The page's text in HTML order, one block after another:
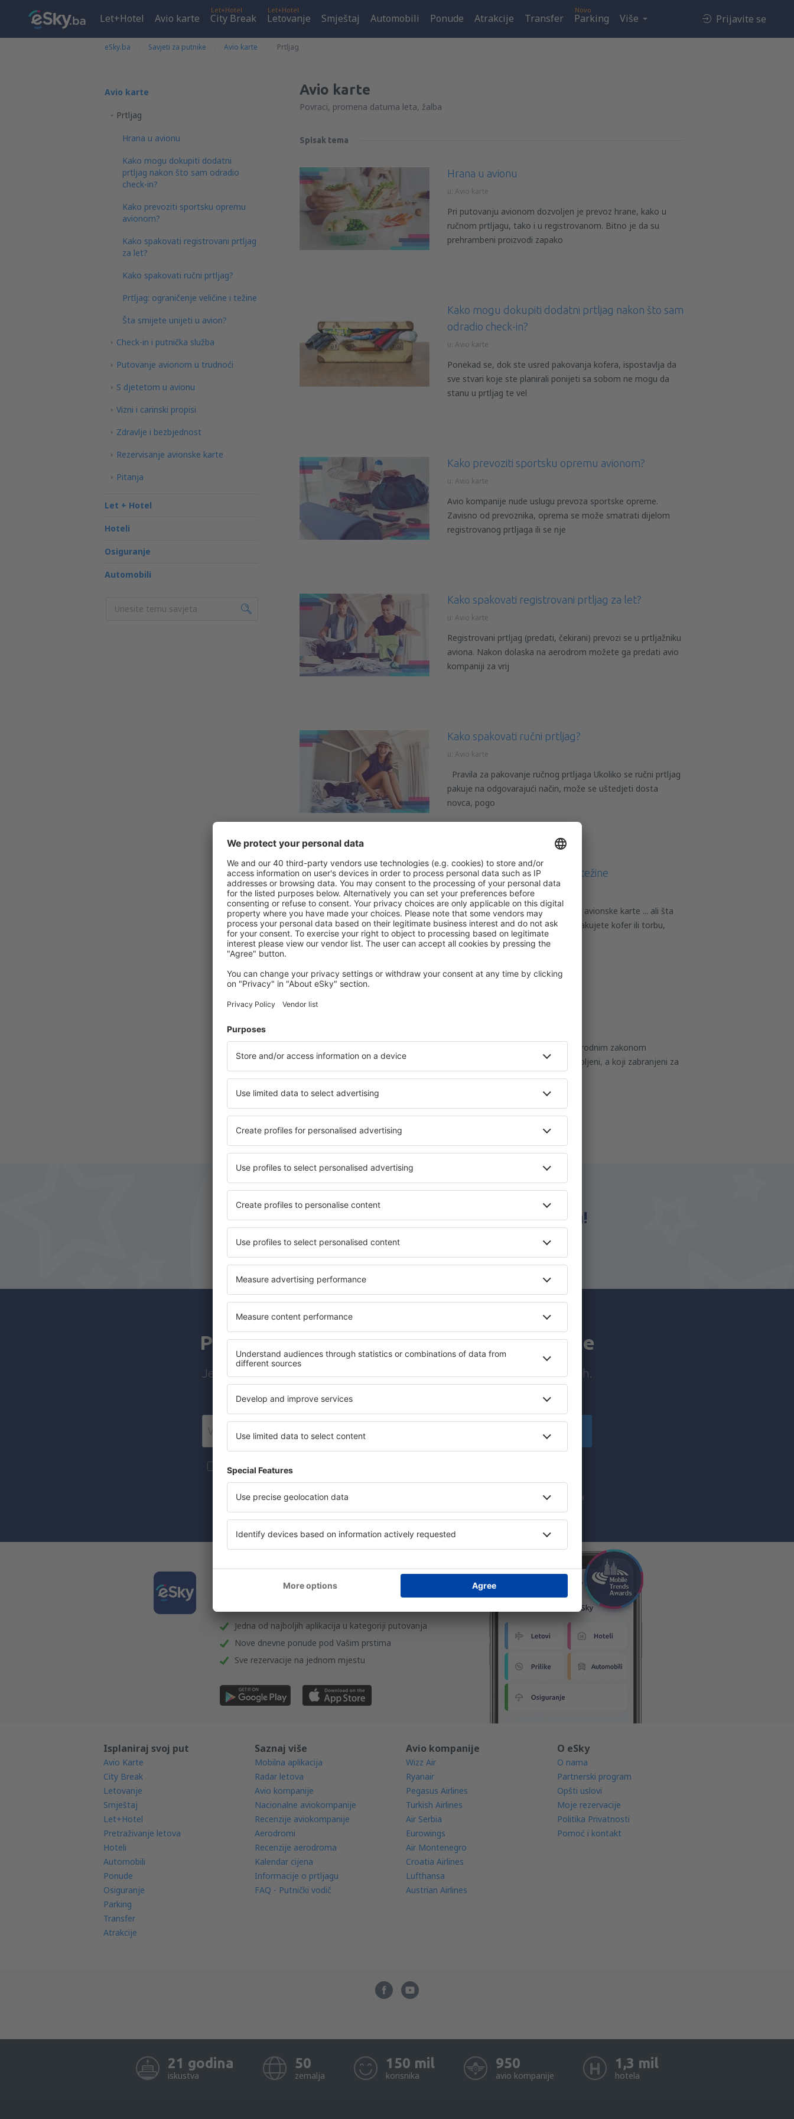
Let+Hotel Avio karte
Let+Hotel
City Break
Let+Hotel
Letovanje Smještaj Automobili Ponude Atrakcije Transfer
Novo
Parking Više Prijavite se
eSky.ba Savjeti za putnike Avio karte Prtljag
Avio karte
Prtljag
Hrana u avionu
Kako mogu dokupiti dodatni
prtljag nakon što sam odradio
check-in?
Kako prevoziti sportsku opremu
avionom?
Kako spakovati registrovani prtljag
za let?
Kako spakovati ručni prtljag?
Prtljag: ograničenje veličine i težine
Šta smijete unijeti u avion?
Check-in i putnička služba
Putovanje avionom u trudnoći
S djetetom u avionu
Vizni i carinski propisi
Zdravlje i bezbjednost
Rezervisanje avionske karte
Pitanja
Let + Hotel
Hoteli
Osiguranje
Automobili
Avio karte
Povraci, promena datuma leta, žalba
Spisak tema
Hrana u avionu
u: Avio karte
Pri putovanju avionom dozvoljen je prevoz hrane, kako u
ručnom prtljagu, tako i u registrovanom. Bitno je da su
prehrambeni proizvodi zapako
Kako mogu dokupiti dodatni prtljag nakon što sam
odradio check-in?
u: Avio karte
Ponekad se, dok ste usred pakovanja kofera, ispostavlja da
sve stvari koje ste planirali ponijeti sa sobom ne mogu da
stanu u prtljag te vel
Kako prevoziti sportsku opremu avionom?
u: Avio karte
Avio kompanije nude uslugu prevoza sportske opreme.
Zavisno od prevoznika, oprema se može smatrati dijelom
registrovanog prtljaga ili se nje
Kako spakovati registrovani prtljag za let?
u: Avio karte
Registrovani prtljag (predati, čekirani) prevozi se u prtljažniku
aviona. Nakon dolaska na aerodrom možete ga predati avio
kompaniji za vrij
Kako spakovati ručni prtljag?
u: Avio karte
Pravila za pakovanje ručnog prtljaga Ukoliko se ručni prtljag
pakuje na odgovarajući način, može se uštedjeti dosta
novca, pogo
Prtljag: ograničenje veličine i težine
u:Avio karte
Odabrali ste destinaciju i rezervisali avionske karte ... ali šta
sad sa prtljagom? Pre nego što spakujete kofer ili torbu,
treba da provjer
Zbog sigurnosnih razloga, međunarodnim zakonom
određeno je koji su predmeti dozvoljeni, a koji zabranjeni za
prevoz vazdušnim transportom. D
Uštedite vrijeme i novac.
Rezervišite let+hotel na eSky.ba!
Pretplatnici e-letaka putuju više za manje
Jeftini letovi, city breaks, odmori - primite jedinstvene ponude prije svih.
Šaljemo samo najbolje, putnička riječ!
Sačuvajte
Još putovanja po odličnim cijenama u našem newsletteru.
informacije od strane eSky.pl S.A. na e-mail adresu koju sam naveo/la.
Označenje checkboxa, unošenje e-mail adrese i i odabir „Sačuvajte” (sveukupno) označava da prihvatate da
Preuzmi aplikaciju
i planiraj
Jedna od najboljih aplikacija u kategoriji putovanja
Nove dnevne ponude pod Vašim prstima
Sve rezervacije na jednom mjestu
Isplaniraj svoj put
Avio Karte
City Break
Letovanje
Smještaj
Let+Hotel
Pretraživanje letova
Hoteli
Automobili
Ponude
Osiguranje
Parking
Transfer
Atrakcije
Saznaj više
Mobilna aplikacija
Radar letova
Avio kompanije
Nacionalne aviokompanije
Recenzije aviokompanije
Aerodromi
Recenzije aerodroma
Kalendar cijena
Informacije o prtljagu
FAQ - Putnički vodič
Avio kompanije
Wizz Air
Ryanair
Pegasus Airlines
Turkish Airlines
Air Serbia
Eurowings
Air Montenegro
Croatia Airlines
Lufthansa
Austrian Airlines
O eSky
O nama
Partnerski program
Opšti uslovi
Moje rezervacije
Politika Privatnosti
Pomoć i kontakt
21 godina
iskustva
50
zemalja
150 mil
korisnika
950
avio kompanije
1,3 mil
hotela